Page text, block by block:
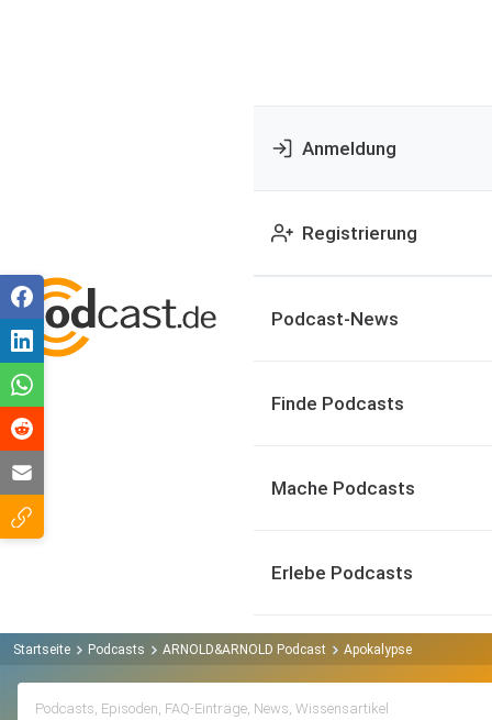
Anmeldung
Registrierung
Podcast-News
Finde Podcasts
Mache Podcasts
Erlebe Podcasts
Startseite Podcasts ARNOLD&ARNOLD Podcast Apokalypse